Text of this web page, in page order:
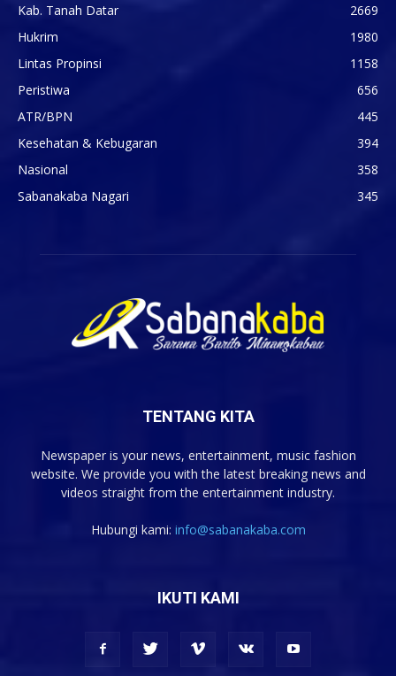
Kab. Tanah Datar
2669
Hukrim
1980
Lintas Propinsi
1158
Peristiwa
656
ATR/BPN
445
Kesehatan & Kebugaran
394
Nasional
358
Sabanakaba Nagari
345
TENTANG KITA
Newspaper is your news, entertainment, music fashion
website. We provide you with the latest breaking news and
videos straight from the entertainment industry.
Hubungi kami: info@sabanakaba.com
IKUTI KAMI